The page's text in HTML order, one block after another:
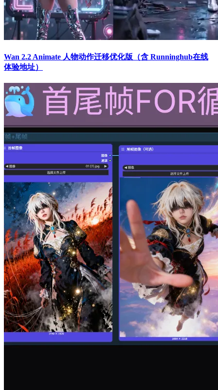
Wan 2.2 Animate 人物动作迁移优化版（含 Runninghub在线
体验地址）